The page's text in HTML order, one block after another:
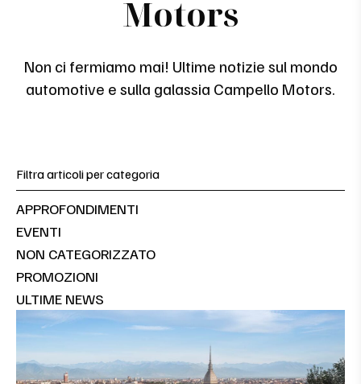
Motors
Non ci fermiamo mai! Ultime notizie sul mondo
automotive e sulla galassia Campello Motors.
Filtra articoli per categoria
APPROFONDIMENTI
EVENTI
NON CATEGORIZZATO
PROMOZIONI
ULTIME NEWS